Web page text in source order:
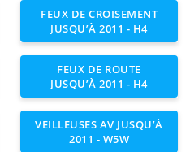
FEUX DE CROISEMENT
JUSQU’À 2011 - H4
FEUX DE ROUTE
JUSQU’À 2011 - H4
VEILLEUSES AV JUSQU’À
2011 - W5W